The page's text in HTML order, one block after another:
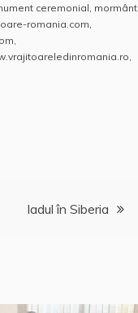
ceremonial mormânt
romania.com
Iadul în Siberia